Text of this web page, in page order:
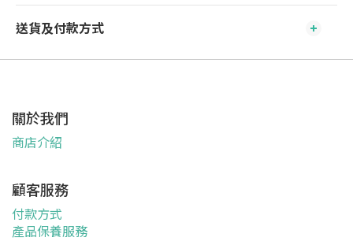
送貨及付款方式
關於我們
商店介紹
顧客服務
付款方式
產品保養服務